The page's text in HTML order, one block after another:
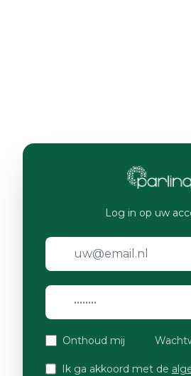
Log in op uw
Onthoud mij
Ik ga akkoord met de